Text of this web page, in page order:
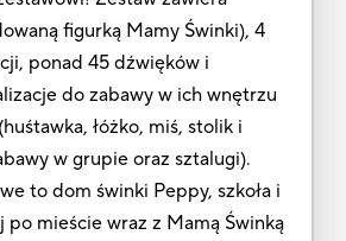
figurką Mamy Świnki), 4
ponad 45 dźwięków i
do zabawy w ich wnętrzu
łóżko, miś, stolik i
w grupie oraz sztalugi).
to dom świnki Peppy, szkoła i
mieście wraz z Mamą Świnką